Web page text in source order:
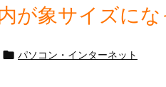
が象サイズに
 パソコン・インターネット